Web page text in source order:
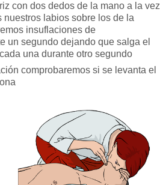
con dos dedos de la mano a la vez
nuestros labios sobre los de la
insuflaciones de
un segundo dejando que salga el
una durante otro segundo
comprobaremos si se levanta el